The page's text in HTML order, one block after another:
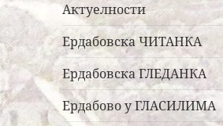
Актуелности
Ердабовска ЧИТАНКА
Ердабовска ГЛЕДАНКА
Ердабово у ГЛАСИЛИМА